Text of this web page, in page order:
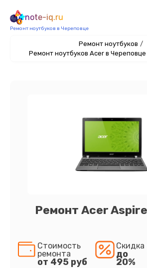
note-iq.ru
Ремонт ноутбуков в Череповце
Ремонт ноутбуков /
Ремонт ноутбуков Acer в Череповце
Ремонт Acer
Стоимость
ремонта
от 495 руб
Скидка
до
20%